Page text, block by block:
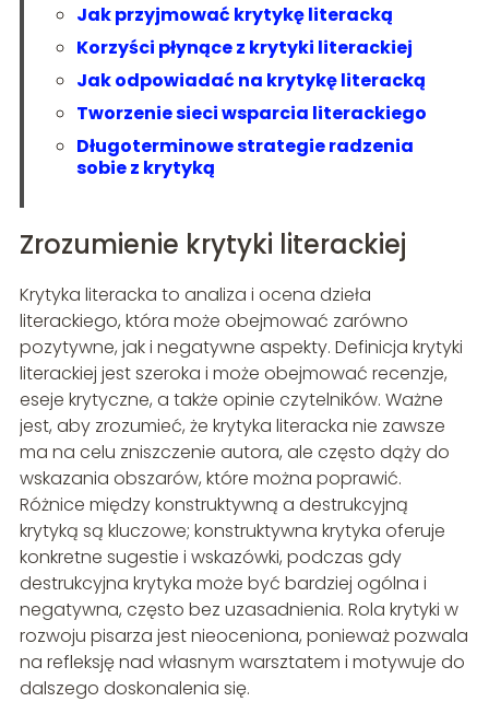
Jak przyjmować krytykę literacką
Korzyści płynące z krytyki literackiej
Jak odpowiadać na krytykę literacką
Tworzenie sieci wsparcia literackiego
Długoterminowe strategie radzenia
sobie z krytyką
Zrozumienie krytyki literackiej
Krytyka literacka to analiza i ocena dzieła
literackiego, która może obejmować zarówno
pozytywne, jak i negatywne aspekty. Definicja krytyki
literackiej jest szeroka i może obejmować recenzje,
eseje krytyczne, a także opinie czytelników. Ważne
jest, aby zrozumieć, że krytyka literacka nie zawsze
ma na celu zniszczenie autora, ale często dąży do
wskazania obszarów, które można poprawić.
Różnice między konstruktywną a destrukcyjną
krytyką są kluczowe; konstruktywna krytyka oferuje
konkretne sugestie i wskazówki, podczas gdy
destrukcyjna krytyka może być bardziej ogólna i
negatywna, często bez uzasadnienia. Rola krytyki w
rozwoju pisarza jest nieoceniona, ponieważ pozwala
na refleksję nad własnym warsztatem i motywuje do
dalszego doskonalenia się.